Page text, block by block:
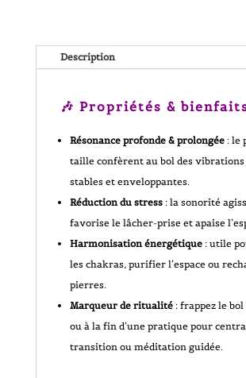
(1,035
Modèle
unique
Description
🎶 Propriétés &
Résonance profonde & prolongée: le
taille confèrent au bol des vibrations
stables et enveloppantes.
Réduction du stress: la sonorité
favorise le lâcher-prise et apaise
Harmonisation énergétique: utile
les chakras, purifier l’espace ou
pierres.
Marqueur de ritualité: frappez le bol
ou à la fin d’une pratique pour
transition ou méditation guidée.